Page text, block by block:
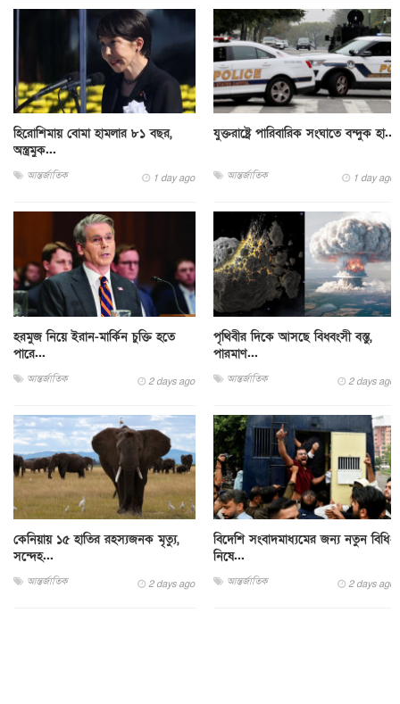
হিরোশিমায় বোমা হামলার ৮১ বছর,
অস্ত্রমুক...
আন্তর্জাতিক 1 day ago
যুক্তরাষ্ট্রে পারিবারিক সংঘাতে বন্দুক হা...
আন্তর্জাতিক 1 day ago
হরমুজ নিয়ে ইরান-মার্কিন চুক্তি হতে
পারে...
আন্তর্জাতিক 2 days ago
পৃথিবীর দিকে আসছে বিধ্বংসী বস্তু,
পারমাণ...
আন্তর্জাতিক 2 days ago
কেনিয়ায় ১৫ হাতির রহস্যজনক মৃত্যু,
সন্দেহ...
আন্তর্জাতিক 2 days ago
বিদেশি সংবাদমাধ্যমের জন্য নতুন বিধি-
নিষে...
আন্তর্জাতিক 2 days ago